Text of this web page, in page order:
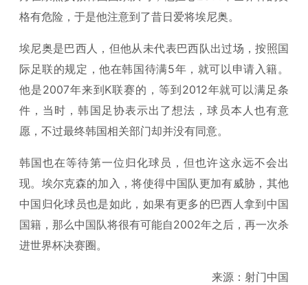
格有危险，于是他注意到了昔日爱将埃尼奥。
埃尼奥是巴西人，但他从未代表巴西队出过场，按照国
际足联的规定，他在韩国待满5年，就可以申请入籍。
他是2007年来到K联赛的，等到2012年就可以满足条
件，当时，韩国足协表示出了想法，球员本人也有意
愿，不过最终韩国相关部门却并没有同意。
韩国也在等待第一位归化球员，但也许这永远不会出
现。埃尔克森的加入，将使得中国队更加有威胁，其他
中国归化球员也是如此，如果有更多的巴西人拿到中国
国籍，那么中国队将很有可能自2002年之后，再一次杀
进世界杯决赛圈。
来源：射门中国